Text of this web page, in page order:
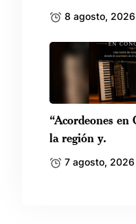
8 agosto, 2026
“Acordeones en
la región y.
7 agosto, 2026